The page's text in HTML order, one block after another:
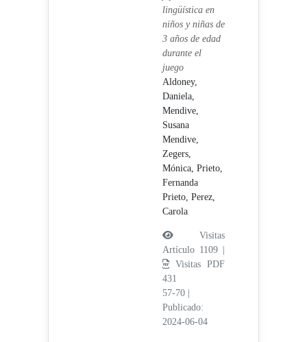
lingüística en
niños y niñas de
3 años de edad
durante el
juego
Aldoney,
Daniela,
Mendive,
Susana
Mendive,
Zegers,
Mónica, Prieto,
Fernanda
Prieto, Perez,
Carola
Visitas
Artículo 1109 |
Visitas PDF
431
57-70
Publicado:
2024-06-04